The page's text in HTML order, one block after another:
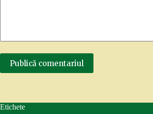
Publică comentariul
Etichete